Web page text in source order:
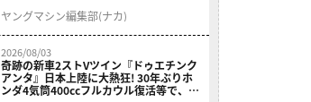
ニット プレシャスレイ スモール］
ヤングマシン編集部(ナカ)
2026/08/03
奇跡の新車2ストVツイン『ドゥエチンク
アンタ』日本上陸に大熱狂! 30年ぶりホ
ンダ4気筒400ccフルカウル復活等で、ロ